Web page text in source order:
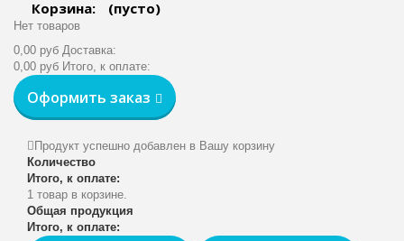
Корзина: (пусто)
Нет товаров
0,00 руб Доставка:
0,00 руб Итого, к оплате:
Оформить заказ
Продукт успешно добавлен в Вашу корзину
Количество
Итого, к оплате:
1 товар в корзине.
Общая продукция
Итого, к оплате: